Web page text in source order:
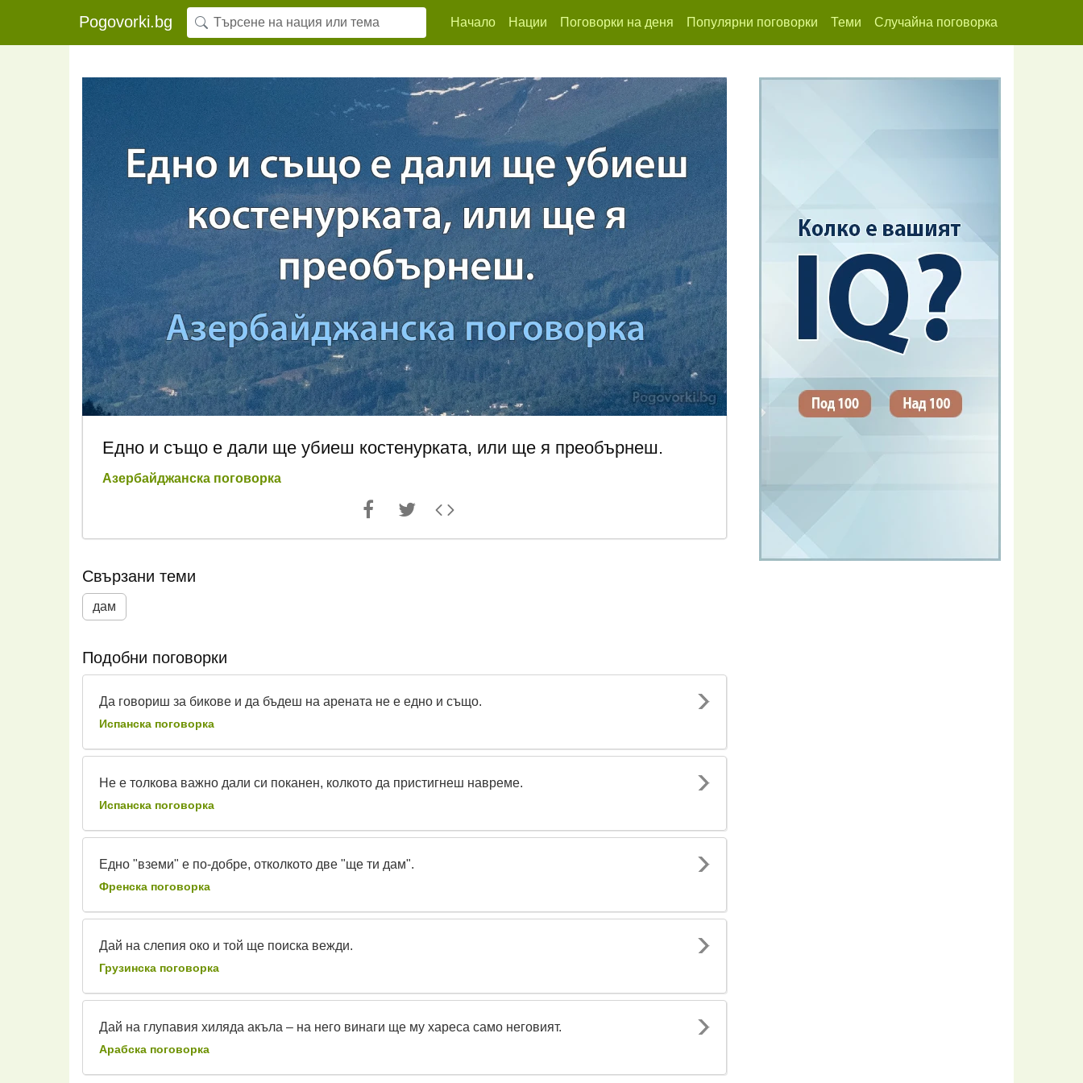
Pogovorki.bg Начало Нации Поговорки на деня Популярни поговорки Теми Случайна поговорка
Едно и също е дали ще убиеш костенурката, или ще я преобърнеш.
Азербайджанска поговорка
Свързани теми
дам
Подобни поговорки
Да говориш за бикове и да бъдеш на арената не е едно и също.
Испанска поговорка
Не е толкова важно дали си поканен, колкото да пристигнеш навреме.
Испанска поговорка
Едно "вземи" е по-добре, отколкото две "ще ти дам".
Френска поговорка
Дай на слепия око и той ще поиска вежди.
Грузинска поговорка
Дай на глупавия хиляда акъла – на него винаги ще му хареса само неговият.
Арабска поговорка